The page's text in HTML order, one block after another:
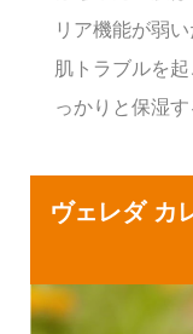
リア機能が弱
肌トラブルを
っかりと保湿
ヴェレダ カ